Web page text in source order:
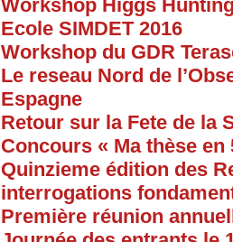
Workshop Higgs
Ecole SIMDET 2016
Workshop du GDR
Le reseau Nord de
Espagne
Retour sur la Fete de la
Concours « Ma thèse
Quinzieme édition des
interrogations
Première réunion